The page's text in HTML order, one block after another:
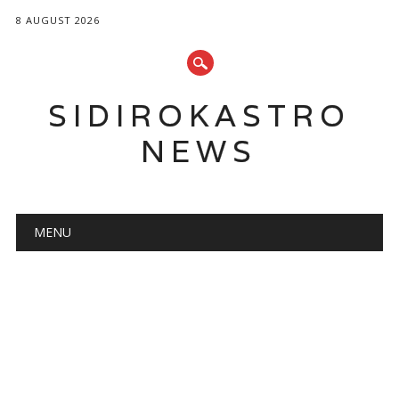
8 AUGUST 2026
SIDIROKASTRO
NEWS
Main menu
MENU